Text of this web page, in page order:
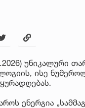
ისე
ენერგია